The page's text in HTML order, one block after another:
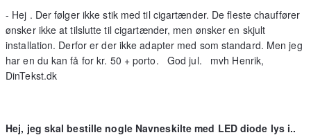
- Hej . Der følger ikke stik med til cigartænder. De fleste chauffører
ønsker ikke at tilslutte til cigartænder, men ønsker en skjult
installation. Derfor er der ikke adapter med som standard. Men jeg
har en du kan få for kr. 50 + porto. God jul. mvh Henrik,
DinTekst.dk
Hej, jeg skal bestille nogle Navneskilte med LED diode lys i..